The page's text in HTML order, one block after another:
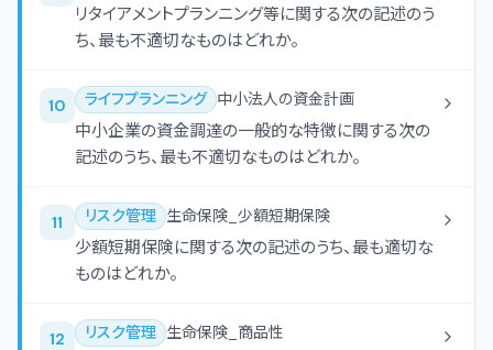
リタイアメントプランニング等に関する次の記述のう
ち、最も不適切なものはどれか。
10 ライフプランニング 中小法人の資金計画
中小企業の資金調達の一般的な特徴に関する次の
記述のうち、最も不適切なものはどれか。
11 リスク管理 生命保険_少額短期保険
少額短期保険に関する次の記述のうち、最も適切な
ものはどれか。
12 リスク管理 生命保険_商品性